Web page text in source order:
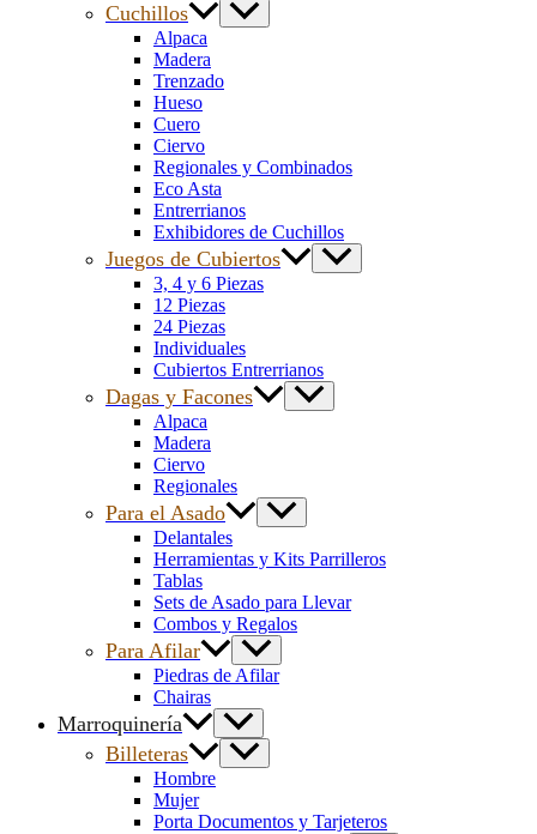
Cuchillos
Alpaca
Madera
Trenzado
Hueso
Cuero
Ciervo
Regionales y Combinados
Eco Asta
Entrerrianos
Exhibidores de Cuchillos
Juegos de Cubiertos
3, 4 y 6 Piezas
12 Piezas
24 Piezas
Individuales
Cubiertos Entrerrianos
Dagas y Facones
Alpaca
Madera
Ciervo
Regionales
Para el Asado
Delantales
Herramientas y Kits Parrilleros
Tablas
Sets de Asado para Llevar
Combos y Regalos
Para Afilar
Piedras de Afilar
Chairas
Marroquinería
Billeteras
Hombre
Mujer
Porta Documentos y Tarjeteros